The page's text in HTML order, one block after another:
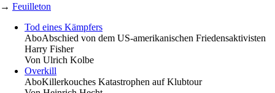
→ Feuilleton
Tod eines Kämpfers
AboAbschied von dem US-amerikanischen Friedensaktivisten
Harry Fisher
Von Ulrich Kolbe
Overkill
AboKillerkouches Katastrophen auf Klubtour